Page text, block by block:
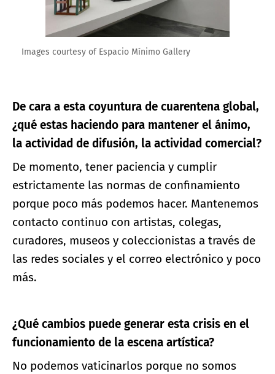
Images courtesy of Espacio Mínimo Gallery
De cara a esta coyuntura de cuarentena global,
¿qué estas haciendo para mantener el ánimo,
la actividad de difusión, la actividad comercial?
De momento, tener paciencia y cumplir
estrictamente las normas de confinamiento
porque poco más podemos hacer. Mantenemos
contacto continuo con artistas, colegas,
curadores, museos y coleccionistas a través de
las redes sociales y el correo electrónico y poco
más.
¿Qué cambios puede generar esta crisis en el
funcionamiento de la escena artística?
No podemos vaticinarlos porque no somos